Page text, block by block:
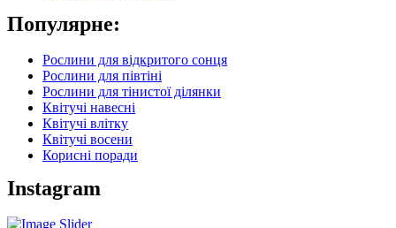
Популярне:
Рослини для відкритого сонця
Рослини для півтіні
Рослини для тінистої ділянки
Квітучі навесні
Квітучі влітку
Квітучі восени
Корисні поради
Instagram